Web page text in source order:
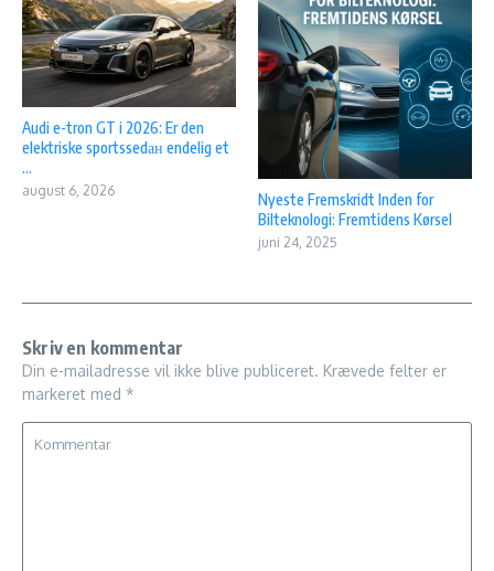
Audi e-tron GT i 2026: Er den
elektriske sportssedан endelig et
...
august 6, 2026
Nyeste Fremskridt Inden for
Bilteknologi: Fremtidens Kørsel
juni 24, 2025
Skriv en kommentar
Din e-mailadresse vil ikke blive publiceret. Krævede felter er
markeret med *